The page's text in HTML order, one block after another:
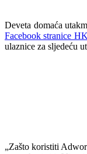
Deveta domaća
Facebook stranice
ulaznice za sljedeću
„Zašto koristiti